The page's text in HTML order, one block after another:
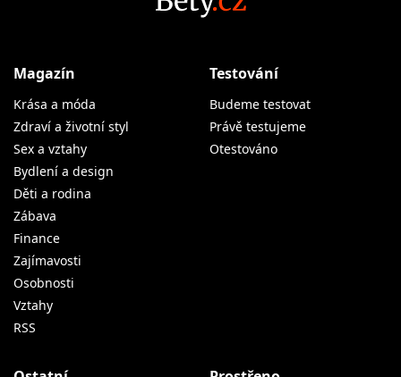
Magazín
Krása a móda
Zdraví a životní styl
Sex a vztahy
Bydlení a design
Děti a rodina
Zábava
Finance
Zajímavosti
Osobnosti
Vztahy
RSS
Testování
Budeme testovat
Právě testujeme
Otestováno